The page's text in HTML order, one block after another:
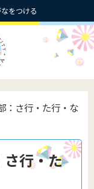
をつける
：さ行・た行・な
行・た